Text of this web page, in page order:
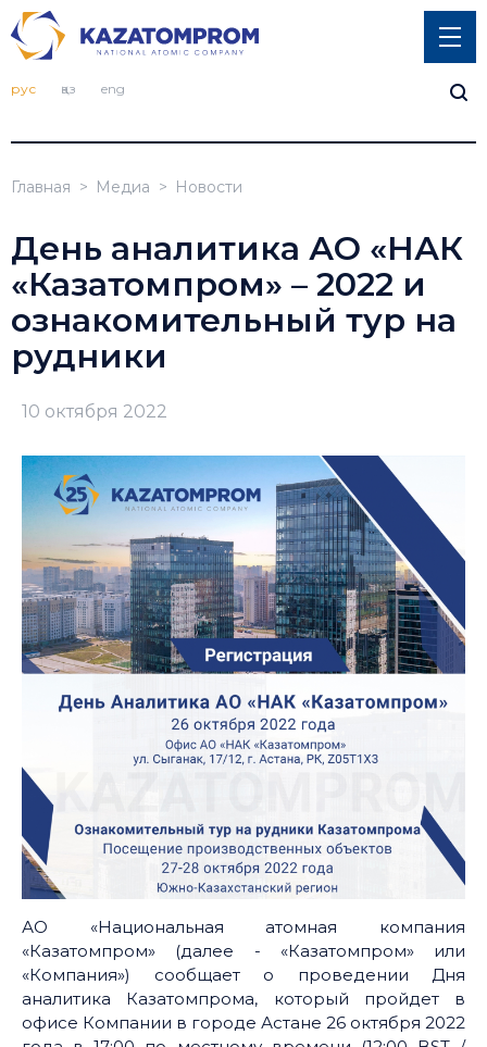
рус қаз eng
Главная Медиа Новости
День аналитика АО «НАК
«Казатомпром» – 2022 и
ознакомительный тур на
рудники
10 октября 2022
АО «Национальная атомная компания
«Казатомпром» (далее - «Казатомпром» или
«Компания») сообщает о проведении Дня
аналитика Казатомпрома, который пройдет в
офисе Компании в городе Астане 26 октября 2022